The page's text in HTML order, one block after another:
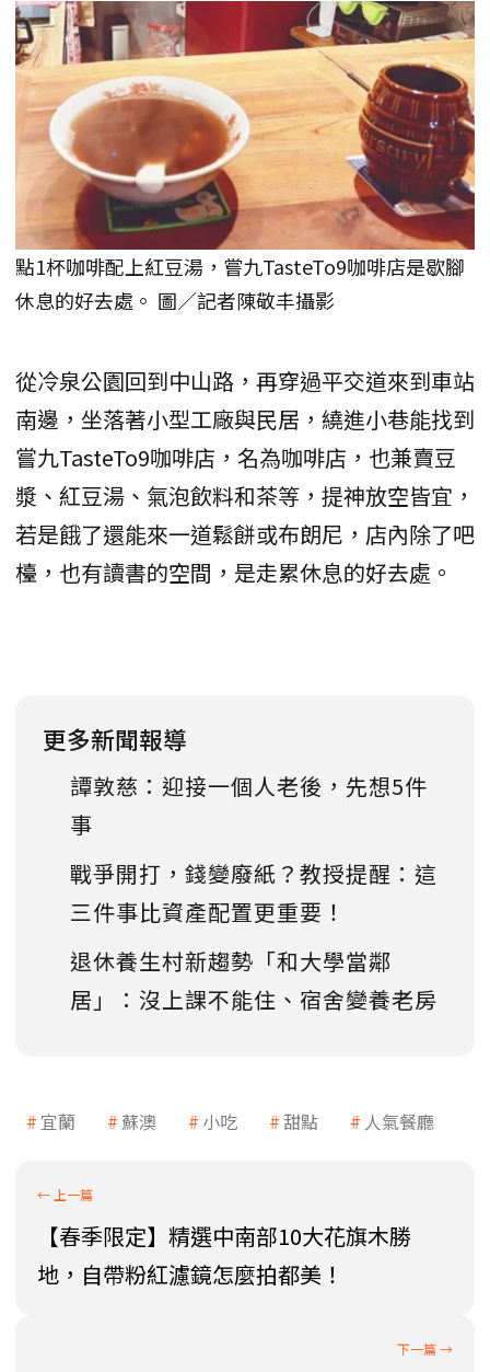
點1杯咖啡配上紅豆湯，嘗九TasteTo9咖啡店是歇腳
休息的好去處。 圖／記者陳敬丰攝影
從冷泉公園回到中山路，再穿過平交道來到車站
南邊，坐落著小型工廠與民居，繞進小巷能找到
嘗九TasteTo9咖啡店，名為咖啡店，也兼賣豆
漿、紅豆湯、氣泡飲料和茶等，提神放空皆宜，
若是餓了還能來一道鬆餅或布朗尼，店內除了吧
檯，也有讀書的空間，是走累休息的好去處。
更多新聞報導
譚敦慈：迎接一個人老後，先想5件
事
戰爭開打，錢變廢紙？教授提醒：這
三件事比資產配置更重要！
退休養生村新趨勢「和大學當鄰
居」：沒上課不能住、宿舍變養老房
宜蘭 蘇澳 小吃 甜點 人氣餐廳
【春季限定】精選中南部10大花旗木勝
地，自帶粉紅濾鏡怎麼拍都美！